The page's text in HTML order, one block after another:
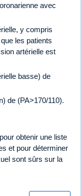
avec
y compris
les patients
artérielle est
basse) de
de (PA>170/110).
obtenir une liste
et pour déterminer
sont sûrs sur la